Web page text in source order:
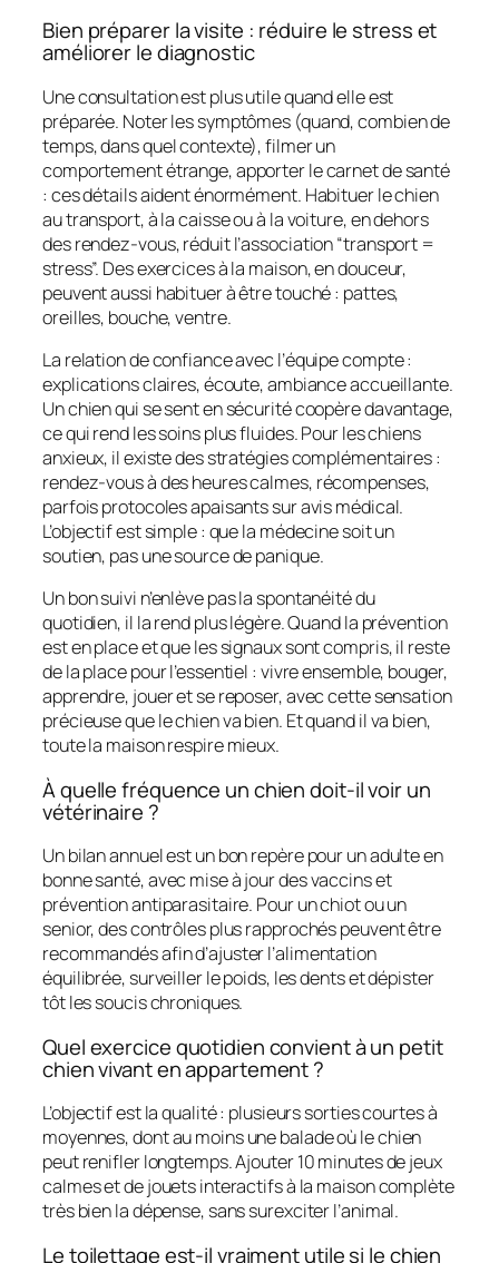
Bien préparer la visite : réduire le stress et
améliorer le diagnostic
Une consultation est plus utile quand elle est
préparée. Noter les symptômes (quand, combien de
temps, dans quel contexte), filmer un
comportement étrange, apporter le carnet de santé
: ces détails aident énormément. Habituer le chien
au transport, à la caisse ou à la voiture, en dehors
des rendez-vous, réduit l’association “transport =
stress”. Des exercices à la maison, en douceur,
peuvent aussi habituer à être touché : pattes,
oreilles, bouche, ventre.
La relation de confiance avec l’équipe compte :
explications claires, écoute, ambiance accueillante.
Un chien qui se sent en sécurité coopère davantage,
ce qui rend les soins plus fluides. Pour les chiens
anxieux, il existe des stratégies complémentaires :
rendez-vous à des heures calmes, récompenses,
parfois protocoles apaisants sur avis médical.
L’objectif est simple : que la médecine soit un
soutien, pas une source de panique.
Un bon suivi n’enlève pas la spontanéité du
quotidien, il la rend plus légère. Quand la prévention
est en place et que les signaux sont compris, il reste
de la place pour l’essentiel : vivre ensemble, bouger,
apprendre, jouer et se reposer, avec cette sensation
précieuse que le chien va bien. Et quand il va bien,
toute la maison respire mieux.
À quelle fréquence un chien doit-il voir un
vétérinaire ?
Un bilan annuel est un bon repère pour un adulte en
bonne santé, avec mise à jour des vaccins et
prévention antiparasitaire. Pour un chiot ou un
senior, des contrôles plus rapprochés peuvent être
recommandés afin d’ajuster l’alimentation
équilibrée, surveiller le poids, les dents et dépister
tôt les soucis chroniques.
Quel exercice quotidien convient à un petit
chien vivant en appartement ?
L’objectif est la qualité : plusieurs sorties courtes à
moyennes, dont au moins une balade où le chien
peut renifler longtemps. Ajouter 10 minutes de jeux
calmes et de jouets interactifs à la maison complète
très bien la dépense, sans surexciter l’animal.
Le toilettage est-il vraiment utile si le chien